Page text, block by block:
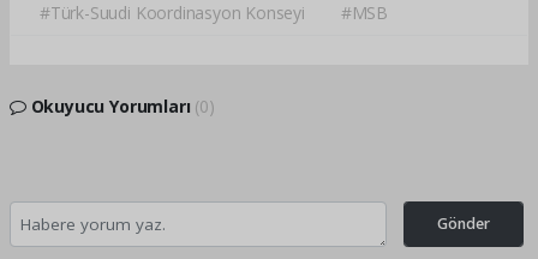
#Türk-Suudi Koordinasyon Konseyi #MSB
Okuyucu Yorumları (0)
Gönder